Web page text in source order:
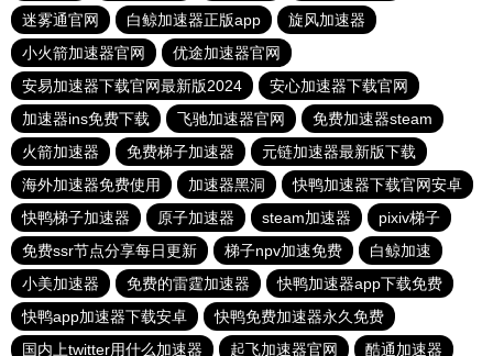
迷雾通官网
白鲸加速器正版app
旋风加速器
小火箭加速器官网
优途加速器官网
安易加速器下载官网最新版2024
安心加速器下载官网
加速器ins免费下载
飞驰加速器官网
免费加速器steam
火箭加速器
免费梯子加速器
元链加速器最新版下载
海外加速器免费使用
加速器黑洞
快鸭加速器下载官网安卓
快鸭梯子加速器
原子加速器 steam加速器
pixiv梯子
免费ssr节点分享每日更新
梯子npv加速免费
白鲸加速
小美加速器
免费的雷霆加速器
快鸭加速器app下载免费
快鸭app加速器下载安卓
快鸭免费加速器永久免费
国内上twitter用什么加速器
起飞加速器官网 酷通加速器